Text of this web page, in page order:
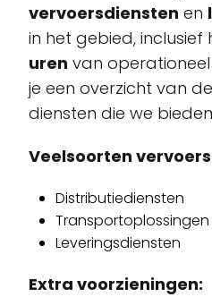
vervoersdiensten en
in het gebied, inclusief
uren van operationeel
je een overzicht van
diensten die we
Veelsoorten
Distributiediensten
Transportoplossingen
Leveringsdiensten
Extra voorzieningen: